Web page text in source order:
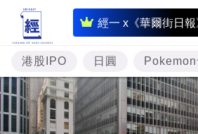
經一 x《華爾街日報
即
時
財
經
專
題
港股IPO 日圓 Pokemon